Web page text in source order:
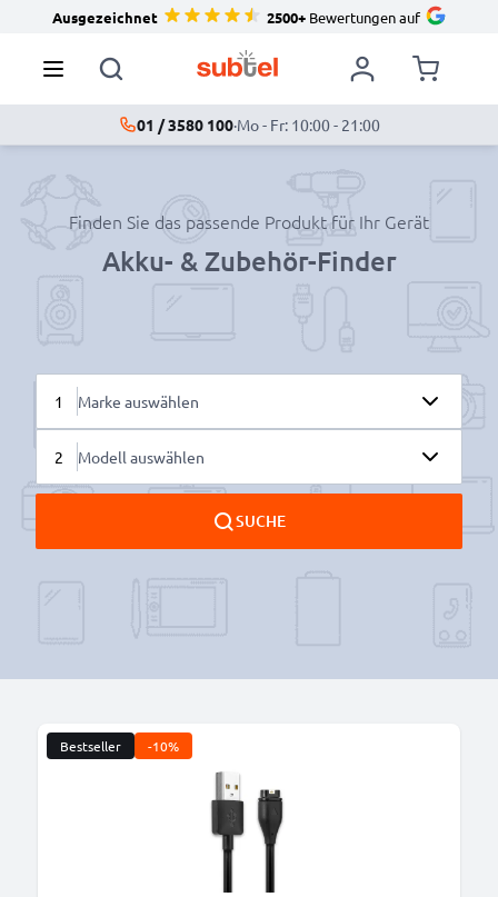
Ausgezeichnet 2500+Bewertungen auf
01 / 3580 100·Mo - Fr: 10:00 - 21:00
Finden Sie das passende Produkt für Ihr Gerät
Akku- & Zubehör-Finder
1 Marke auswählen
2 Modell auswählen
SUCHE
Bestseller -10%